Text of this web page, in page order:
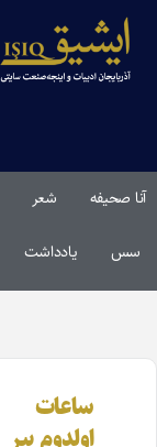
آنا صحیفه شعر
سس یادداشت
ساعات
اولدوم بیر